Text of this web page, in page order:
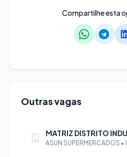
Compartilhe esta
Outras vagas
MATRIZ DISTRITO
ASUN SUPERMERCADOS •